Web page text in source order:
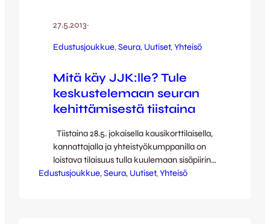
27.5.2013·
Edustusjoukkue, Seura, Uutiset, Yhteisö
Mitä käy JJK:lle? Tule
keskustelemaan seuran
kehittämisestä tiistaina
Tiistaina 28.5. jokaisella kausikorttilaisella,
kannattajalla ja yhteistyökumppanilla on
loistava tilaisuus tulla kuulemaan sisäpiirin
tietoja JJK:n tulevaisuuden näkymistä ja
Edustusjoukkue, Seura, Uutiset, Yhteisö